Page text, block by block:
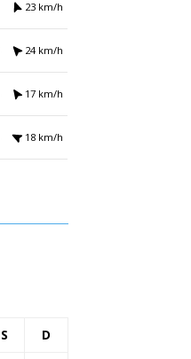
23 km/h
24 km/h
17 km/h
18 km/h
S D